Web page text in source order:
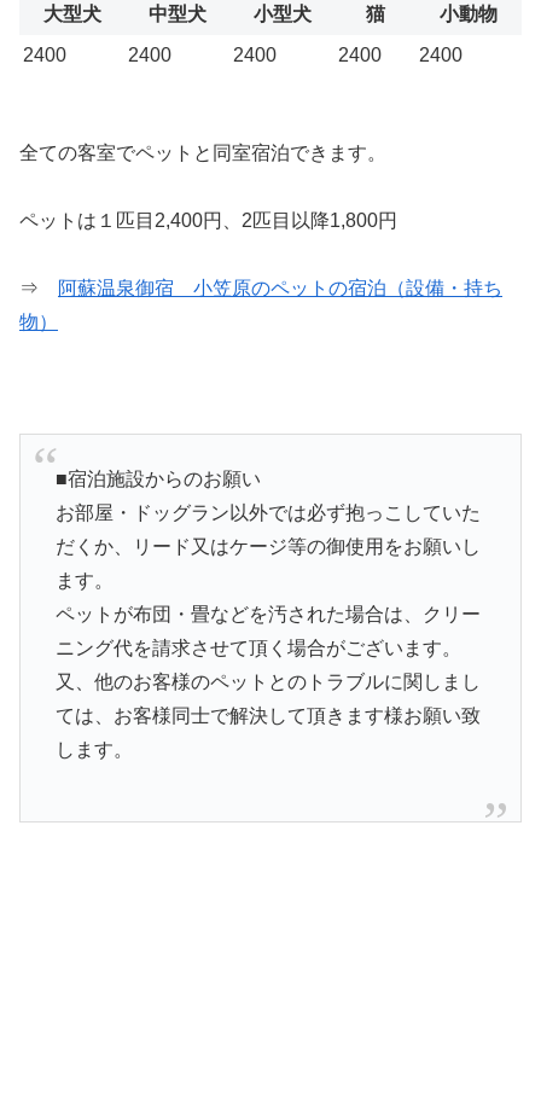
大型犬
中型犬 小型犬 猫
小動物
2400
2400 2400 2400 2400
全ての客室でペットと同室宿泊できます。
ペットは１匹目2,400円、2匹目以降1,800円
⇒
阿蘇温泉御宿 小笠原のペットの宿泊（設備・持ち
物）
■宿泊施設からのお願い
お部屋・ドッグラン以外では必ず抱っこしていた
だくか、リード又はケージ等の御使用をお願いし
ます。
ペットが布団・畳などを汚された場合は、クリー
ニング代を請求させて頂く場合がございます。
又、他のお客様のペットとのトラブルに関しまし
ては、お客様同士で解決して頂きます様お願い致
します。